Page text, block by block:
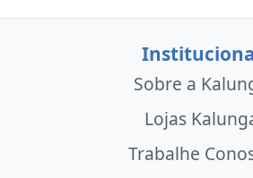
Sobre a
Lojas
Trabalhe